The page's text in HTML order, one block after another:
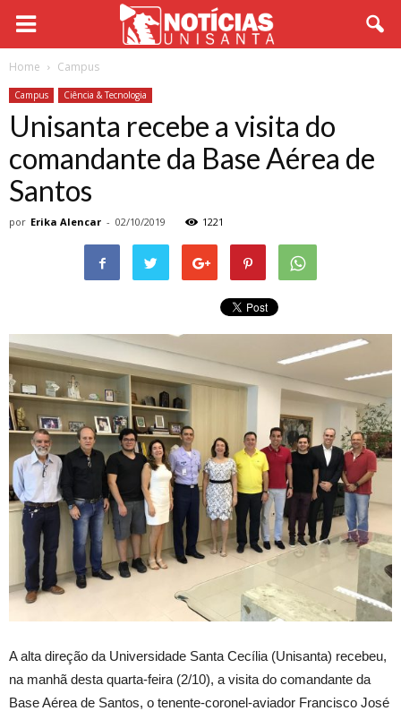
Home Campus
Campus Ciência & Tecnologia
Unisanta recebe a visita do
comandante da Base Aérea de
Santos
por Erika Alencar - 02/10/2019 1221
A alta direção da Universidade Santa Cecília (Unisanta) recebeu,
na manhã desta quarta-feira (2/10), a visita do comandante da
Base Aérea de Santos, o tenente-coronel-aviador Francisco José